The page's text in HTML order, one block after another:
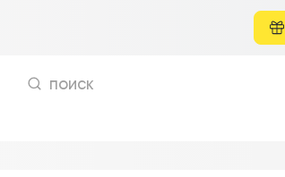
поиск